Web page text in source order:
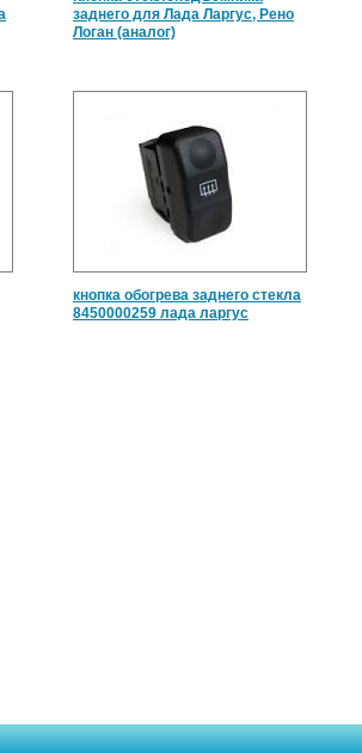
заднего для Лада Ларгус, Рено
Логан (аналог)
кнопка обогрева заднего стекла
8450000259 лада ларгус